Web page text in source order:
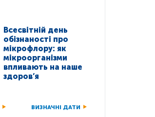
Всесвітній день
обізнаності про
мікрофлору: як
мікроорганізми
впливають на наше
здоров’я
ВИЗНАЧНІ ДАТИ